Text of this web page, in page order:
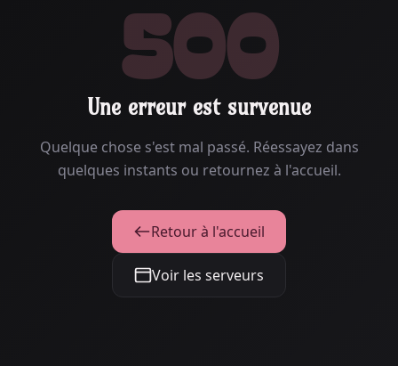
500
Une erreur est survenue
Quelque chose s'est mal passé. Réessayez dans
quelques instants ou retournez à l'accueil.
Retour à l'accueil
Voir les serveurs